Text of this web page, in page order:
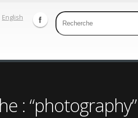
English
: “photography”